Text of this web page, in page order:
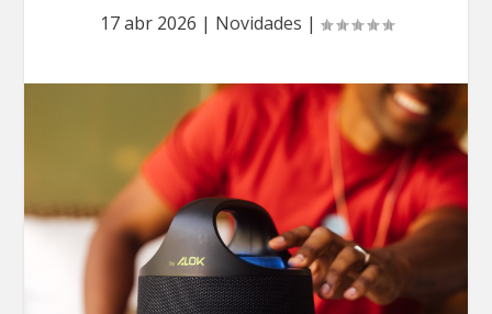
17 abr 2026 | Novidades |